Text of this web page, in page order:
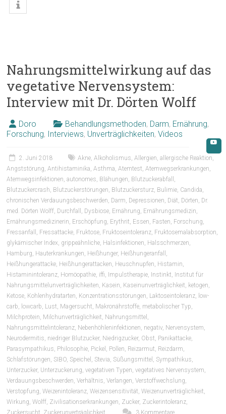
Nahrungsmittelwirkung auf das
vegetative Nervensystem:
Interview mit Dr. Dörten Wolff
Doro Behandlungsmethoden, Darm, Ernährung,
Forschung, Interviews, Unverträglichkeiten,Videos
2. Juni 2018 Akne ,Alkoholismus ,Allergien ,allergische Reaktion
Angststörung ,Antihistaminika ,Asthma ,Atemtest ,Atemwegserkrankungen
Atemwegsinfektionen ,autonomes Blähungen Blutzuckerabfall
Blutzuckercrash Blutzuckerstörungen Blutzuckersturz Bulimie Candida
chronischen Verdauungsbeschwerden Darm Depressionen Diät Dörten Dr.
med. Dörten Wolff Durchfall Dysbiose Ernährung Ernährungsmedizin
Ernährungsmedizinerin Erschöpfung Erythrit Essen Fasten Forschung
Fressanfall
Fressattacke Fruktose Fruktoseintoleranz Fruktosemalabsorption
glykämischer Index grippeähnliche Halsinfektionen Halsschmerzen
Hamburg Hauterkrankungen Heißhunger, Heißhungeranfall
Heißhungerattacke Heißhungerattacken Heuschnupfen Histamin
Histaminintoleranz Homöopathie iffi Impulstherapie Instinkt Institut für
Nahrungsmittelunverträglichkeiten Kasein Kaseinunverträglichkeit ketogen
Ketose Kohlenhydratarten Konzentrationsstörungen Laktoseintoleranz
low-
carb
lowcarb Lust Magersucht Makronährstoffe metabolischer Typ
Milchprotein Milchunverträglichkeit Nahrungsmittel
Nahrungsmittelintoleranz Nebenhöhleninfektionen negativ, Nervensystem
Neurodermitis niedriger Blutzucker, Niedrigzucker, Obst Panikattacke
Parasympathikus Philosophie Pickel Pollen Reizarmut Reizdarm
Schlafstörungen SIBO Speichel Stevia Süßungsmittel Sympathikus
Unterzucker, Unterzuckerung ,vegetativen Typen ,vegetatives Nervensystem
Verdauungsbeschwerden ,Verhältnis ,Verlangen ,Verstoffwechslung
Verstopfung ,Weizenintoleranz ,Weizensensitivität ,Weizenunverträglichkeit
Wirkung ,Wolff Zivilisationserkrankungen Zucker, Zuckerintoleranz
Zuckersucht Zuckerunverträglichkeit 3 Kommentare